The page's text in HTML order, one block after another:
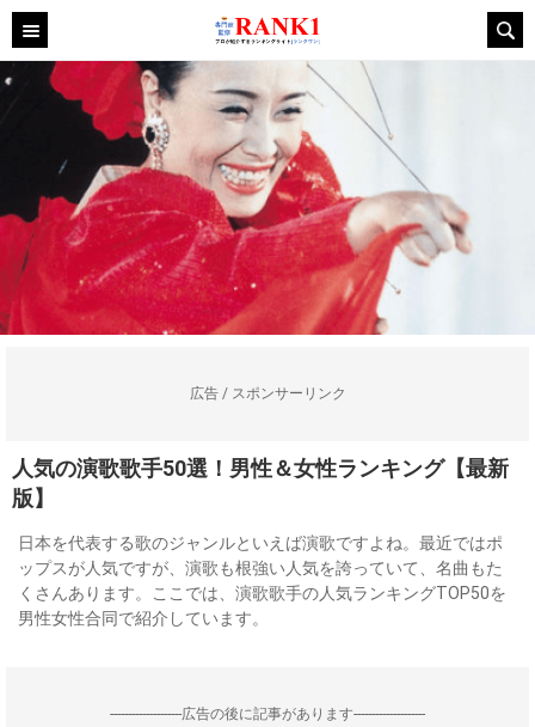
広告 / スポンサーリンク
人気の演歌歌手50選！男性＆女性ランキング【最新
版】
日本を代表する歌のジャンルといえば演歌ですよね。最近ではポ
ップスが人気ですが、演歌も根強い人気を誇っていて、名曲もた
くさんあります。ここでは、演歌歌手の人気ランキングTOP50を
男性女性合同で紹介しています。
--------------------広告の後に記事があります--------------------